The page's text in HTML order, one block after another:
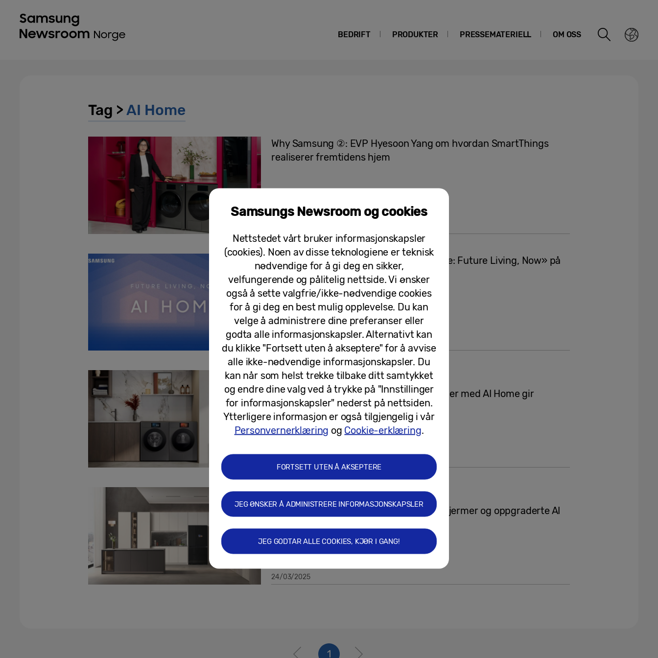
BEDRIFT PRODUKTER PRESSEMATERIELL OM OSS
Tag >AI Home
Why Samsung ②: EVP Hyesoon Yang om hvordan SmartThings
realiserer fremtidens hjem
Samsung presenterer visjonen «AI Home: Future Living, Now» på
IFA 2025
25/08/2025
Pressemeldinger
Samsungs nye Bespoke AI-vaskemaskiner med AI Home gir
smartere og mer effektiv klesvask
Pressemeldinger
Samsung lanserer nye kjøleskap med skjermer og oppgraderte AI
24/03/2025
1
Samsungs Newsroom og cookies
Nettstedet vårt bruker informasjonskapsler
(cookies). Noen av disse teknologiene er teknisk
nødvendige for å gi deg en sikker,
velfungerende og pålitelig nettside. Vi ønsker
også å sette valgfrie/ikke-nødvendige cookies
for å gi deg en best mulig opplevelse. Du kan
velge å administrere dine preferanser eller
godta alle informasjonskapsler. Alternativt kan
du klikke "Fortsett uten å akseptere" for å avvise
alle ikke-nødvendige informasjonskapsler. Du
kan når som helst trekke tilbake ditt samtykket
og endre dine valg ved å trykke på "Innstillinger
for informasjonskapsler" nederst på nettsiden.
Ytterligere informasjon er også tilgjengelig i vår
Personvernerklæring og Cookie-erklæring.
FORTSETT UTEN Å AKSEPTERE
JEG ØNSKER Å ADMINISTRERE INFORMASJONSKAPSLER
JEG GODTAR ALLE COOKIES, KJØR I GANG!